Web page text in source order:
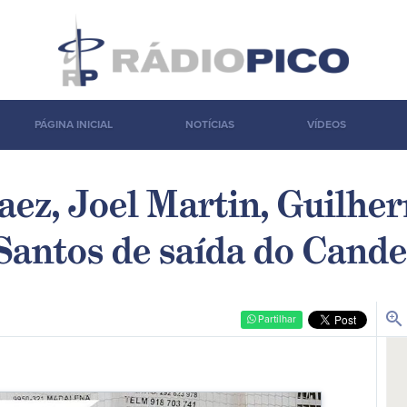
PÁGINA INICIAL NOTÍCIAS VÍDEOS
Joel Martin,
de saída do
Partilhar zoom_in